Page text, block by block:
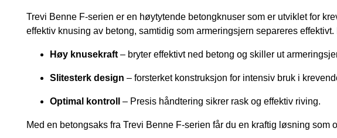
Trevi Benne F-serien er en høytytende betongknuser som er utviklet for
effektiv knusing av betong, samtidig som armeringsjern separeres
Høy knusekraft – bryter effektivt ned betong og skiller ut
Slitesterk design – forsterket konstruksjon for intensiv bruk i
Optimal kontroll – Presis håndtering sikrer rask og effektiv riving.
Med en betongsaks fra Trevi Benne F-serien får du en kraftig løsning